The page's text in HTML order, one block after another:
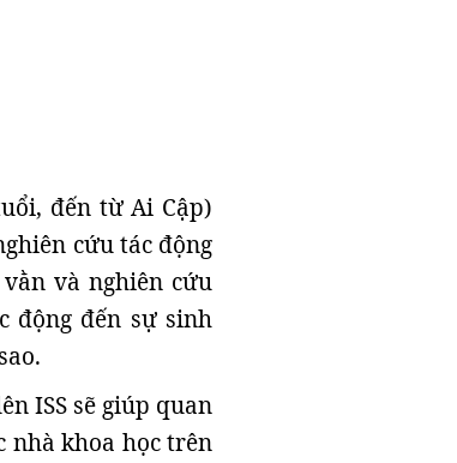
đến từ Ai Cập)
cứu tác động
và nghiên cứu
động đến sự sinh
ISS sẽ giúp quan
nhà khoa học trên